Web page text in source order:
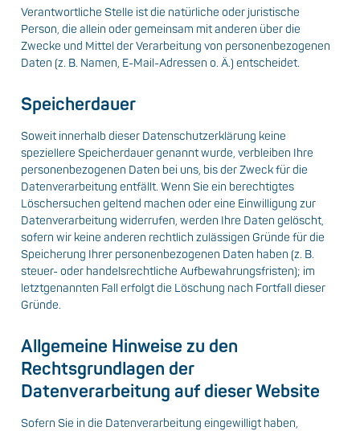
Verantwortliche Stelle ist die natürliche oder juristische
Person, die allein oder gemeinsam mit anderen über die
Zwecke und Mittel der Verarbeitung von personenbezogenen
Daten (z. B. Namen, E-Mail-Adressen o. Ä.) entscheidet.
Speicherdauer
Soweit innerhalb dieser Datenschutzerklärung keine
speziellere Speicherdauer genannt wurde, verbleiben Ihre
personenbezogenen Daten bei uns, bis der Zweck für die
Datenverarbeitung entfällt. Wenn Sie ein berechtigtes
Löschersuchen geltend machen oder eine Einwilligung zur
Datenverarbeitung widerrufen, werden Ihre Daten gelöscht,
sofern wir keine anderen rechtlich zulässigen Gründe für die
Speicherung Ihrer personenbezogenen Daten haben (z. B.
steuer- oder handelsrechtliche Aufbewahrungsfristen); im
letztgenannten Fall erfolgt die Löschung nach Fortfall dieser
Gründe.
Allgemeine Hinweise zu den
Rechtsgrundlagen der
Datenverarbeitung auf dieser Website
Sofern Sie in die Datenverarbeitung eingewilligt haben,